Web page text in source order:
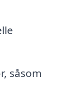
såsom